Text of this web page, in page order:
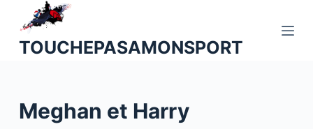
TOUCHEPASAMONSPORT
Meghan et Harry